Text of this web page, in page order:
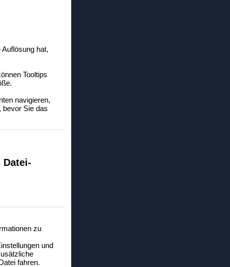
hat,
Tooltips
navigieren,
bevor Sie das
Datei-
zu
und
fahren.